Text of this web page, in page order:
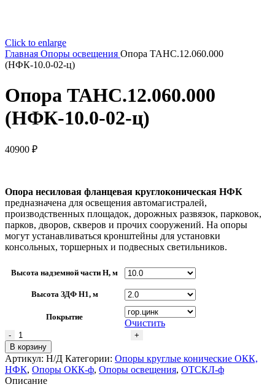
Click to enlarge
Главная Опоры освещения Опора ТАНС.12.060.000
(НФК-10.0-02-ц)
Опора ТАНС.12.060.000
(НФК-10.0-02-ц)
40900 ₽
Опора несиловая фланцевая круглоконическая НФК
предназначена для освещения автомагистралей,
производственных площадок, дорожных развязок, парковок,
парков, дворов, скверов и прочих сооружений. На опоры
могут устанавливаться кронштейны для установки
консольных, торшерных и подвесных светильников.
Высота надземной части H, м
Высота ЗДФ Н1, м
Покрытие
Очистить
Количество
товара
Опора
ТАНС.12.060.000
(НФК-10.0-
В корзину
Артикул: Н/Д Категории: Опоры круглые конические ОКК,
НФК, Опоры ОКК-ф, Опоры освещения, ОТСКЛ-ф
Описание